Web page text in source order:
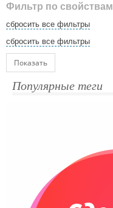
Фильтр по свойствам
сбросить все фильтры
сбросить все фильтры
Показать
Популярные теги